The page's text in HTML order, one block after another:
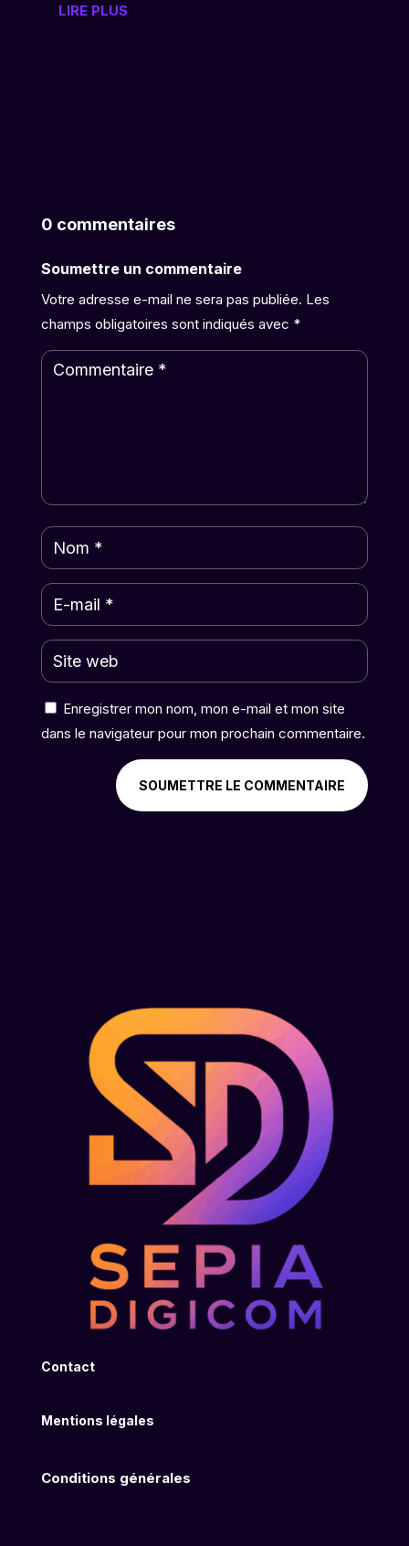
LIRE PLUS
0 commentaires
Soumettre un commentaire
Votre adresse e-mail ne sera pas publiée. Les
champs obligatoires sont indiqués avec *
Enregistrer mon nom, mon e-mail et mon site
dans le navigateur pour mon prochain commentaire.
SOUMETTRE LE COMMENTAIRE
Contact
Mentions légales
Conditions générales